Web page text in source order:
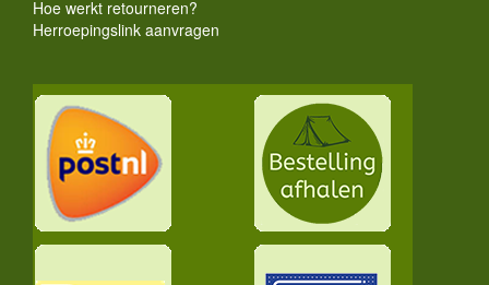
Hoe werkt retourneren?
Herroepingslink aanvragen